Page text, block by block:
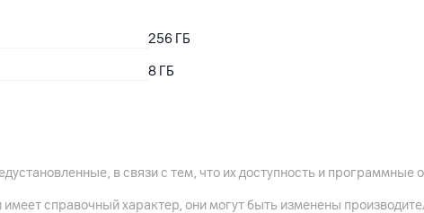
256 ГБ
8 ГБ
в связи с тем, что их доступность и программные
справочный характер, они могут быть изменены